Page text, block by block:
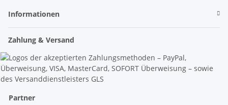
Informationen
Zahlung & Versand
Partner